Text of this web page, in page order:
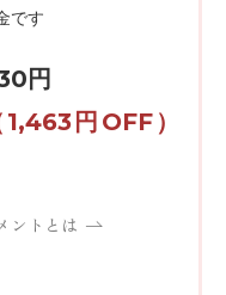
です
円
1,463円OFF）
ントとは